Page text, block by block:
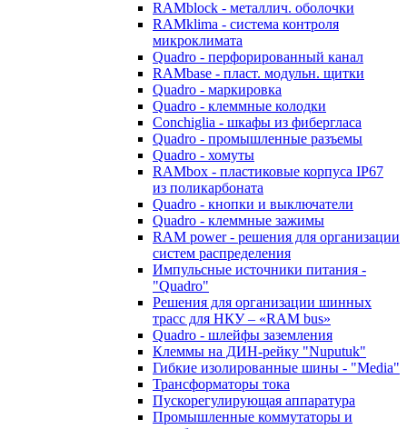
RAMblock - металлич. оболочки
RAMklima - система контроля
микроклимата
Quadro - перфорированный канал
RAMbase - пласт. модульн. щитки
Quadro - маркировка
Quadro - клеммные колодки
Conchiglia - шкафы из фибергласа
Quadro - промышленные разъемы
Quadro - хомуты
RAMbox - пластиковые корпуса IP67
из поликарбоната
Quadro - кнопки и выключатели
Quadro - клеммные зажимы
RAM power - решения для организации
систем распределения
Импульсные источники питания -
"Quadro"
Решения для организации шинных
трасс для НКУ – «RAM bus»
Quadro - шлейфы заземления
Клеммы на ДИН-рейку "Nuputuk"
Гибкие изолированные шины - "Media"
Трансформаторы тока
Пускорегулирующая аппаратура
Промышленные коммутаторы и